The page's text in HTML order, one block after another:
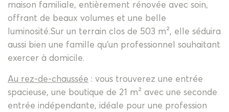
maison familiale, entièrement rénovée avec soin,
offrant de beaux volumes et une belle
luminosité.Sur un terrain clos de 503 m², elle séduira
aussi bien une famille qu'un professionnel souhaitant
exercer à domicile.
Au rez-de-chaussée : vous trouverez une entrée
spacieuse, une boutique de 21 m² avec une seconde
entrée indépendante, idéale pour une profession